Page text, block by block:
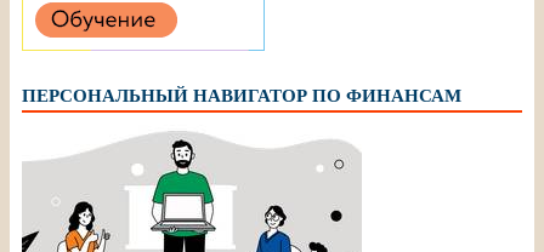
ПЕРСОНАЛЬНЫЙ НАВИГАТОР ПО ФИНАНСАМ